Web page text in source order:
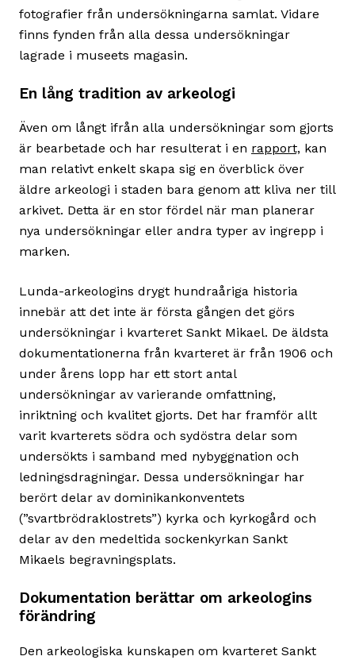
fotografier från undersökningarna samlat. Vidare
finns fynden från alla dessa undersökningar
lagrade i museets magasin.
En lång tradition av arkeologi
Även om långt ifrån alla undersökningar som gjorts
är bearbetade och har resulterat i en rapport, kan
man relativt enkelt skapa sig en överblick över
äldre arkeologi i staden bara genom att kliva ner till
arkivet. Detta är en stor fördel när man planerar
nya undersökningar eller andra typer av ingrepp i
marken.
Lunda-arkeologins drygt hundraåriga historia
innebär att det inte är första gången det görs
undersökningar i kvarteret Sankt Mikael. De äldsta
dokumentationerna från kvarteret är från 1906 och
under årens lopp har ett stort antal
undersökningar av varierande omfattning,
inriktning och kvalitet gjorts. Det har framför allt
varit kvarterets södra och sydöstra delar som
undersökts i samband med nybyggnation och
ledningsdragningar. Dessa undersökningar har
berört delar av dominikankonventets
(”svartbrödraklostrets”) kyrka och kyrkogård och
delar av den medeltida sockenkyrkan Sankt
Mikaels begravningsplats.
Dokumentation berättar om arkeologins
förändring
Den arkeologiska kunskapen om kvarteret Sankt